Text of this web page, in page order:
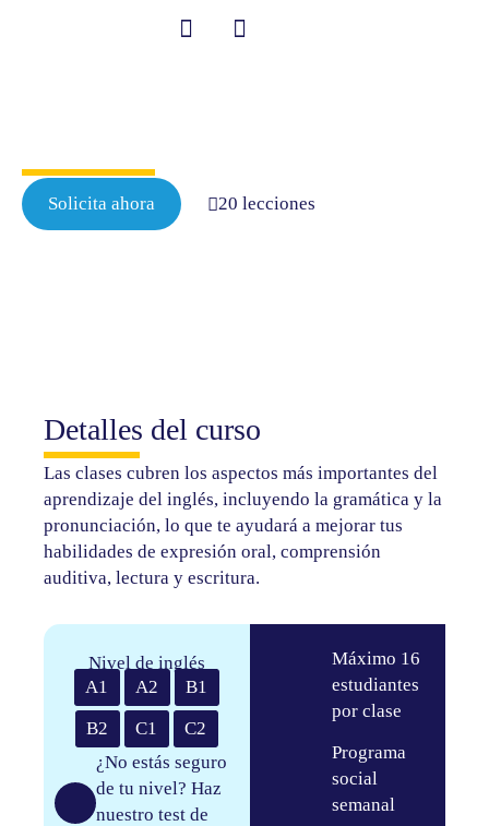
Solicita ahora 20 lecciones
Detalles del curso
Las clases cubren los aspectos más importantes del
aprendizaje del inglés, incluyendo la gramática y la
pronunciación, lo que te ayudará a mejorar tus
habilidades de expresión oral, comprensión
auditiva, lectura y escritura.
Nivel de inglés
A1
A2
B1
B2
C1
C2
¿No estás seguro
de tu nivel? Haz
nuestro test de
Máximo 16
estudiantes
por clase
Programa
social
semanal